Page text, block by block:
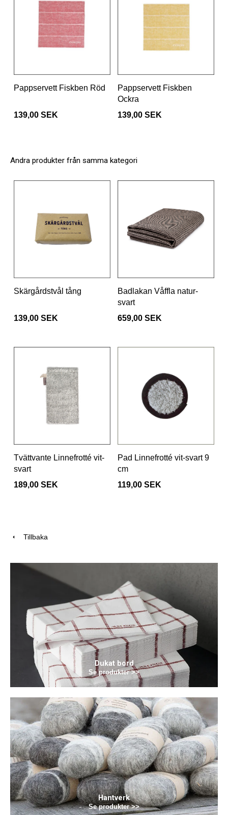
Pappservett Fiskben Röd
139,00 SEK
Pappservett Fiskben
Ockra
139,00 SEK
Andra produkter från samma kategori
Skärgårdstvål tång
139,00 SEK
Badlakan Våffla natur-
svart
659,00 SEK
Tvättvante Linnefrotté vit-
svart
189,00 SEK
Pad Linnefrotté vit-svart 9
cm
119,00 SEK
Tillbaka
Dukat bord
Se produkter >>
Hantverk
Se produkter >>